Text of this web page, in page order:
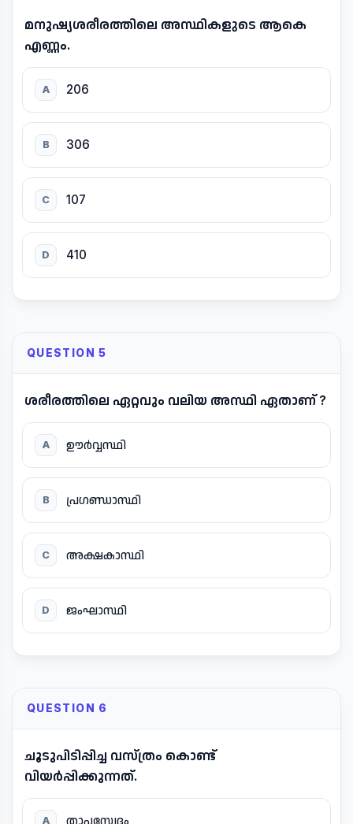
മനുഷ്യശരീരത്തിലെ അസ്ഥികളുടെ ആകെ
എണ്ണം.
A 206
B 306
C 107
D 410
QUESTION 5
ശരീരത്തിലെ ഏറ്റവും വലിയ അസ്ഥി ഏതാണ് ?
A ഊർവ്വസ്ഥി
B പ്രഗണ്ഡാസ്ഥി
C അക്ഷകാസ്ഥി
D ജംഘാസ്ഥി
QUESTION 6
ചൂടുപിടിപ്പിച്ച വസ്ത്രം കൊണ്ട്
വിയർപ്പിക്കുന്നത്.
A താപസ്വേദം